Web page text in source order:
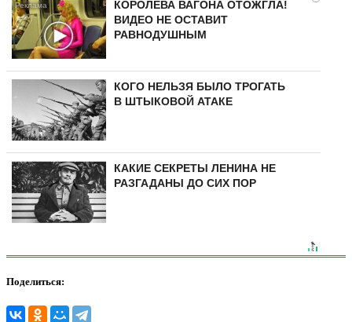
КОРОЛЕВА ВАГОНА ОТОЖГЛА!
ВИДЕО НЕ ОСТАВИТ
РАВНОДУШНЫМ
КОГО НЕЛЬЗЯ БЫЛО ТРОГАТЬ
В ШТЫКОВОЙ АТАКЕ
КАКИЕ СЕКРЕТЫ ЛЕНИНА НЕ
РАЗГАДАНЫ ДО СИХ ПОР
Поделиться: